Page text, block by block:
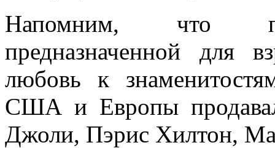
Напомним, что
предназначенной для
любовь к
США и Европы
Джоли, Пэрис Хилтон,